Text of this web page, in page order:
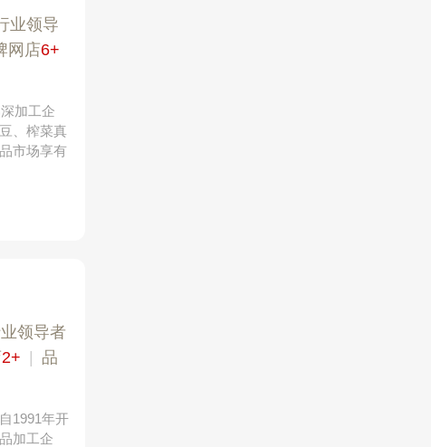
业领导
网店6+
加工企
、榨菜真
市场享有
领导者
2+
品
1991年开
加工企